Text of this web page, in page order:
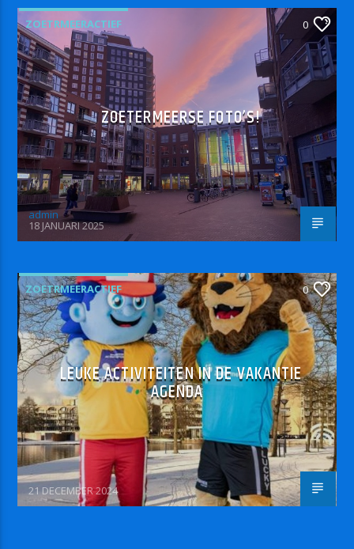
ZOETRMEERACTIEF 0
ZOETERMEERSE FOTO’S!
admin
18 JANUARI 2025
ZOETRMEERACTIEF 0
LEUKE ACTIVITEITEN IN DE VAKANTIE
AGENDA
21 DECEMBER 2024